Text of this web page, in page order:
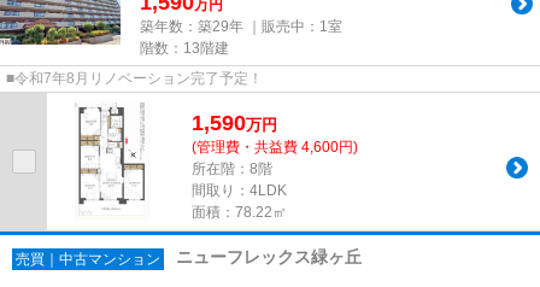
万円
築年数：築29年 ｜販売中： 1室
階数：13階建
■令和7年8月リノベーション完了予定！
1,590万円
(管理費・共益費 4,600円)
所在階：8階
間取り：4LDK
面積：78.22㎡
売買｜中古マンション ニューフレックス緑ヶ丘